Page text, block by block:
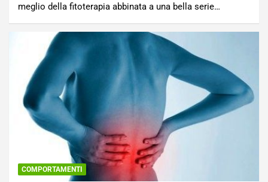
meglio della fitoterapia abbinata a una bella serie…
COMPORTAMENTI